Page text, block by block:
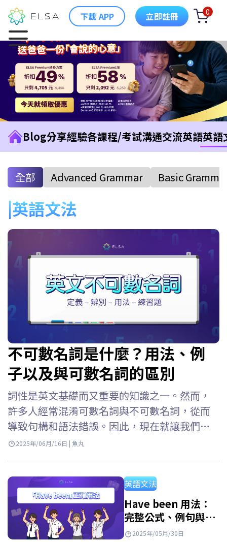
下載 APP 立即註冊 0
Blog分享經驗各課程/考試溝通交流英語英語
全部 Advanced Grammar Basic
英語文法
不可數名詞是什麼？用法、例
子以及與可數名詞的區別
詞性是英文基礎而又重要的知識之一。然而，
許多人經常混淆可數名詞與不可數名詞，從而
導致句構和語法錯誤。因此，現在就讓我們跟
著 ELSA Speak 一起學習可數名詞與不可數名詞
是詞性中最基本的部分，在日常交流與考試中
都非常常見。然而，這同時也是最容易讓人混
淆的部分。那麼什麼是可數名詞？什麼是不可
數名詞？我們接著往下看。 >>更多内容：所有
2025年/06月/16日 | 魚丸
英語文法
Have been 用法：
完整公式、例句與用
法區別
2025年/05月/30日